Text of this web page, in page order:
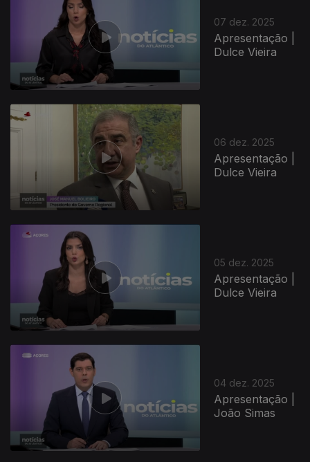
07 dez. 2025
Apresentação |
Dulce Vieira
06 dez. 2025
Apresentação |
Dulce Vieira
05 dez. 2025
Apresentação |
Dulce Vieira
04 dez. 2025
Apresentação |
João Simas